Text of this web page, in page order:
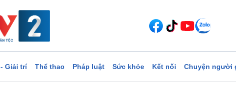
Giải trí Thể thao Pháp luật Sức khỏe Kết nối Chuyện người